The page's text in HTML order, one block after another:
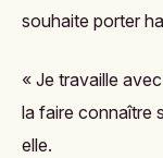
souhaite porter
« Je travaille
la faire connaître
elle.